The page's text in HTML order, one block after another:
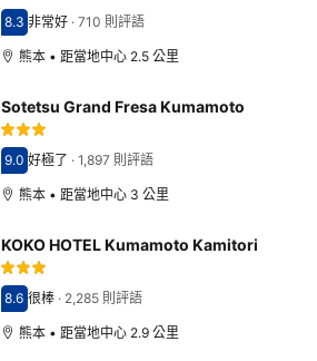
分數8.3分
8.3 非常好· 710 則評語
熊本 • 距當地中心 2.5 公里
Sotetsu Grand Fresa Kumamoto
分數9.0分
9.0 好極了 · 1,897 則評語
熊本 • 距當地中心 3 公里
KOKO HOTEL Kumamoto Kamitori
分數8.6分
8.6 很棒· 2,285 則評語
熊本 • 距當地中心 2.9 公里